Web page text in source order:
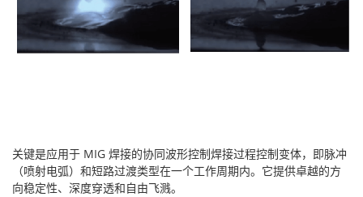
关键是应用于 MIG 焊接的协同波形控制焊接过程控制变体，即脉冲
（喷射电弧）和短路过渡类型在一个工作周期内。它提供卓越的方
向稳定性、深度穿透和自由飞溅。